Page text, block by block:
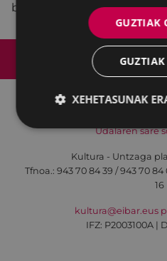
banatuko dira.
Lege-oharra
Udalaren sare
Kultura - Untzaga
Tfnoa.: 943 70 84 39 / 943 70 84
16
kultura@eibar.eus
IFZ: P2003100A |
GUZTIAK
XEHETASUNAK